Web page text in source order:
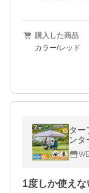
購入した商品
カラー/レッド
ター
ンタ
ア
年保
1度しか使え